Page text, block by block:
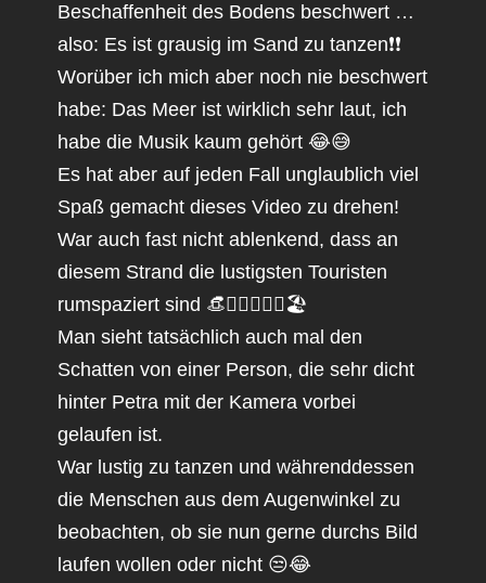
Beschaffenheit des Bodens beschwert …
also: Es ist grausig im Sand zu tanzen❗❗
Worüber ich mich aber noch nie beschwert
habe: Das Meer ist wirklich sehr laut, ich
habe die Musik kaum gehört 😂😅
Es hat aber auf jeden Fall unglaublich viel
Spaß gemacht dieses Video zu drehen!
War auch fast nicht ablenkend, dass an
diesem Strand die lustigsten Touristen
rumspaziert sind 👒🏊‍♀️🤸🏻‍♀🏖️
Man sieht tatsächlich auch mal den
Schatten von einer Person, die sehr dicht
hinter Petra mit der Kamera vorbei
gelaufen ist.
War lustig zu tanzen und währenddessen
die Menschen aus dem Augenwinkel zu
beobachten, ob sie nun gerne durchs Bild
laufen wollen oder nicht 😒😂